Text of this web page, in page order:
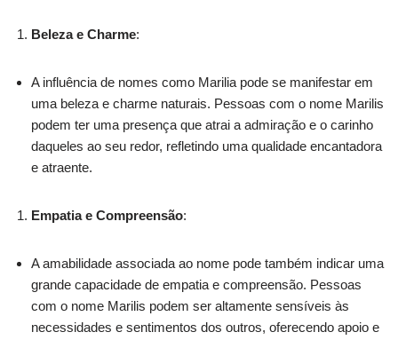
Beleza e Charme:
A influência de nomes como Marilia pode se manifestar em
uma beleza e charme naturais. Pessoas com o nome Marilis
podem ter uma presença que atrai a admiração e o carinho
daqueles ao seu redor, refletindo uma qualidade encantadora
e atraente.
Empatia e Compreensão:
A amabilidade associada ao nome pode também indicar uma
grande capacidade de empatia e compreensão. Pessoas
com o nome Marilis podem ser altamente sensíveis às
necessidades e sentimentos dos outros, oferecendo apoio e